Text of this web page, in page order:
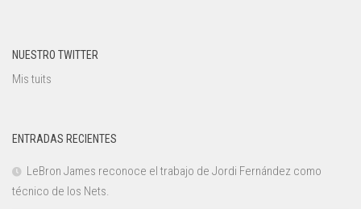
NUESTRO TWITTER
Mis tuits
ENTRADAS RECIENTES
LeBron James reconoce el trabajo de Jordi Fernández como
técnico de los Nets.